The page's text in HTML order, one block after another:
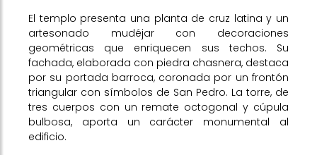
El templo presenta una planta de cruz latina y un
artesonado mudéjar con decoraciones
geométricas que enriquecen sus techos. Su
fachada, elaborada con piedra chasnera, destaca
por su portada barroca, coronada por un frontón
triangular con símbolos de San Pedro. La torre, de
tres cuerpos con un remate octogonal y cúpula
bulbosa, aporta un carácter monumental al
edificio.